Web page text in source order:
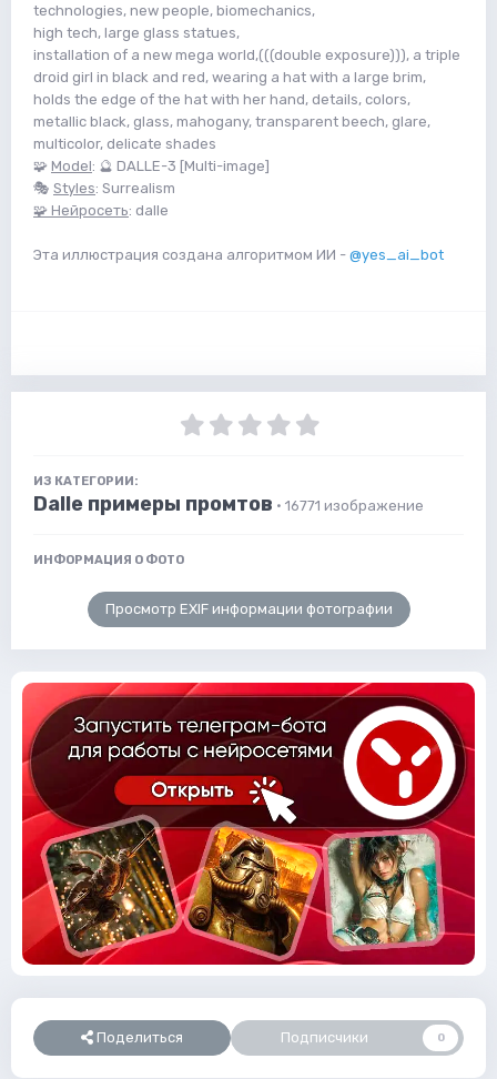
technologies, new people, biomechanics,
high tech, large glass statues,
installation of a new mega world,(((double exposure))), а triple
droid girl in black and red, wearing a hat with a large brim,
holds the edge of the hat with her hand, details, colors,
metallic black, glass, mahogany, transparent beech, glare,
multicolor, delicate shades
🧩 Model: 🔮 DALLE-3 [Multi-image]
🎭 Styles: Surrealism
🧩 Нейросеть: dalle
Эта иллюстрация создана алгоритмом ИИ - @yes_ai_bot
ИЗ КАТЕГОРИИ:
Dalle примеры промтов · 16771 изображение
ИНФОРМАЦИЯ О ФОТО
Просмотр EXIF информации фотографии
Поделиться Подписчики 0